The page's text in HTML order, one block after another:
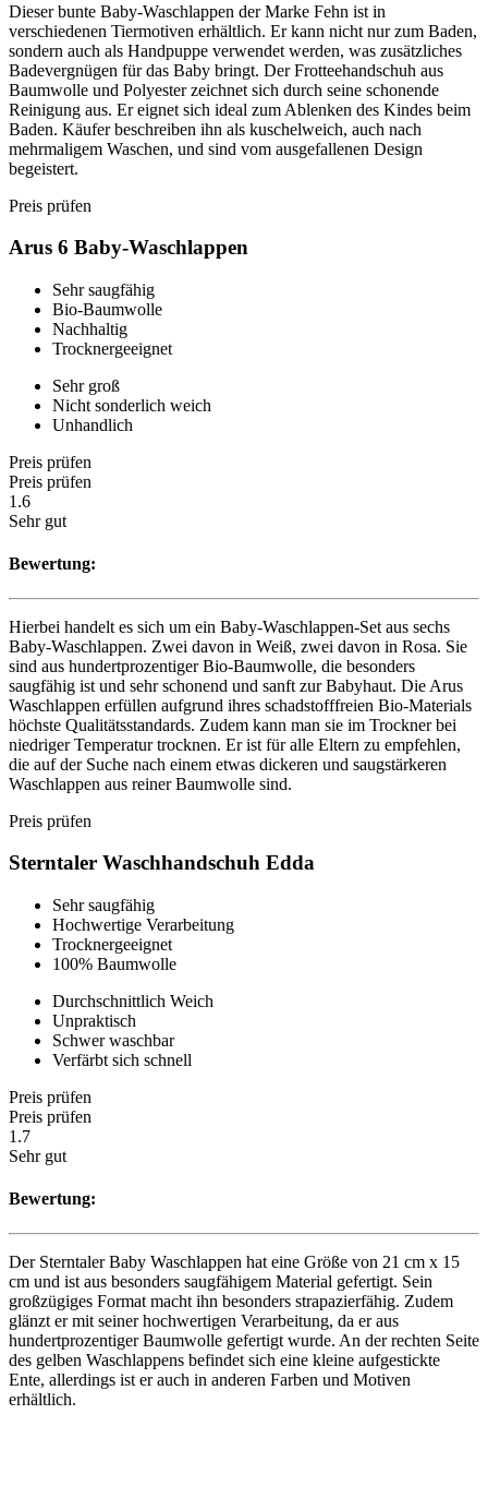
Dieser bunte Baby-Waschlappen der Marke Fehn ist in
verschiedenen Tiermotiven erhältlich. Er kann nicht nur zum Baden,
sondern auch als Handpuppe verwendet werden, was zusätzliches
Badevergnügen für das Baby bringt. Der Frotteehandschuh aus
Baumwolle und Polyester zeichnet sich durch seine schonende
Reinigung aus. Er eignet sich ideal zum Ablenken des Kindes beim
Baden. Käufer beschreiben ihn als kuschelweich, auch nach
mehrmaligem Waschen, und sind vom ausgefallenen Design
begeistert.
Preis prüfen
Arus 6 Baby-Waschlappen
Sehr saugfähig
Bio-Baumwolle
Nachhaltig
Trocknergeeignet
Sehr groß
Nicht sonderlich weich
Unhandlich
Preis prüfen
Preis prüfen
1.6
Sehr gut
Bewertung:
Hierbei handelt es sich um ein Baby-Waschlappen-Set aus sechs
Baby-Waschlappen. Zwei davon in Weiß, zwei davon in Rosa. Sie
sind aus hundertprozentiger Bio-Baumwolle, die besonders
saugfähig ist und sehr schonend und sanft zur Babyhaut. Die Arus
Waschlappen erfüllen aufgrund ihres schadstofffreien Bio-Materials
höchste Qualitätsstandards. Zudem kann man sie im Trockner bei
niedriger Temperatur trocknen. Er ist für alle Eltern zu empfehlen,
die auf der Suche nach einem etwas dickeren und saugstärkeren
Waschlappen aus reiner Baumwolle sind.
Preis prüfen
Sterntaler Waschhandschuh Edda
Sehr saugfähig
Hochwertige Verarbeitung
Trocknergeeignet
100% Baumwolle
Durchschnittlich Weich
Unpraktisch
Schwer waschbar
Verfärbt sich schnell
Preis prüfen
Preis prüfen
1.7
Sehr gut
Bewertung:
Der Sterntaler Baby Waschlappen hat eine Größe von 21 cm x 15
cm und ist aus besonders saugfähigem Material gefertigt. Sein
großzügiges Format macht ihn besonders strapazierfähig. Zudem
glänzt er mit seiner hochwertigen Verarbeitung, da er aus
hundertprozentiger Baumwolle gefertigt wurde. An der rechten Seite
des gelben Waschlappens befindet sich eine kleine aufgestickte
Ente, allerdings ist er auch in anderen Farben und Motiven
erhältlich.